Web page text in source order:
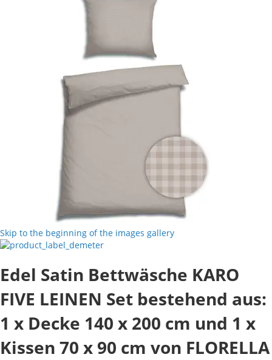
Skip to the beginning of the images gallery
Edel Satin Bettwäsche KARO
FIVE LEINEN Set bestehend aus:
1 x Decke 140 x 200 cm und 1 x
Kissen 70 x 90 cm von FLORELLA